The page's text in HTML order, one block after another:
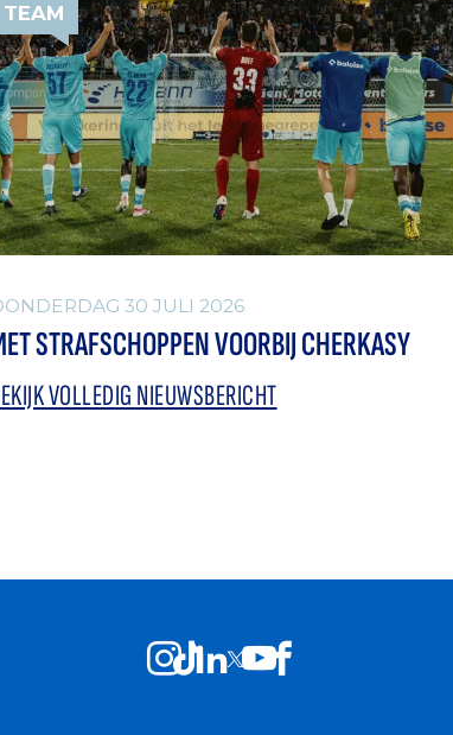
TEAM
30 JULI 2026
STRAFSCHOPPEN VOORBIJ CHERKASY
VOLLEDIG NIEUWSBERICHT